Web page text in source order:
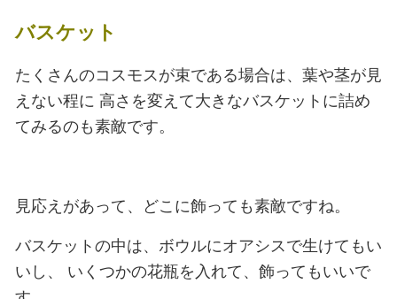
バスケット
たくさんのコスモスが束である場合は、葉や茎が見
えない程に 高さを変えて大きなバスケットに詰め
てみるのも素敵です。
見応えがあって、どこに飾っても素敵ですね。
バスケットの中は、ボウルにオアシスで生けてもい
いし、
いくつかの花瓶を入れて、飾ってもいいで